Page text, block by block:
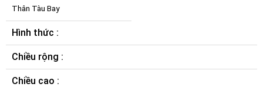
Thân Tàu Bay
Hình thức :
Chiều rộng :
Chiều cao :